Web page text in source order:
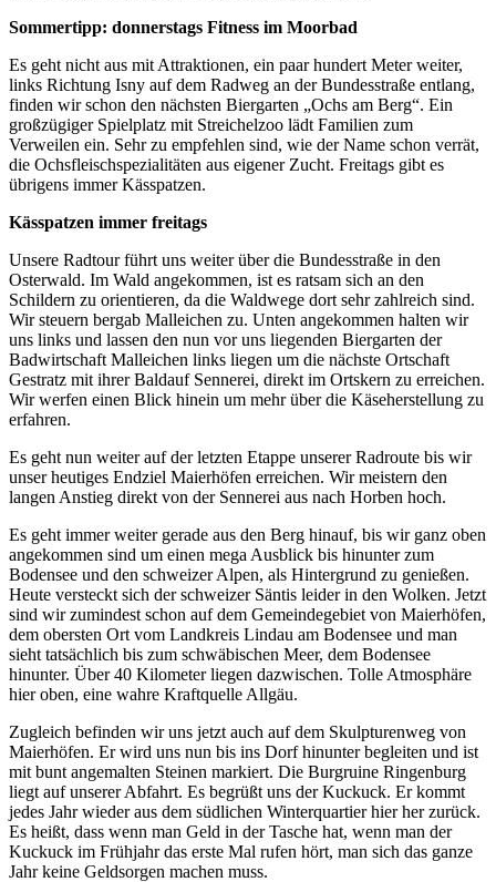
Sommertipp: donnerstags Fitness im Moorbad
Es geht nicht aus mit Attraktionen, ein paar hundert Meter weiter,
links Richtung Isny auf dem Radweg an der Bundesstraße entlang,
finden wir schon den nächsten Biergarten „Ochs am Berg“. Ein
großzügiger Spielplatz mit Streichelzoo lädt Familien zum
Verweilen ein. Sehr zu empfehlen sind, wie der Name schon verrät,
die Ochsfleischspezialitäten aus eigener Zucht. Freitags gibt es
übrigens immer Kässpatzen.
Kässpatzen immer freitags
Unsere Radtour führt uns weiter über die Bundesstraße in den
Osterwald. Im Wald angekommen, ist es ratsam sich an den
Schildern zu orientieren, da die Waldwege dort sehr zahlreich sind.
Wir steuern bergab Malleichen zu. Unten angekommen halten wir
uns links und lassen den nun vor uns liegenden Biergarten der
Badwirtschaft Malleichen links liegen um die nächste Ortschaft
Gestratz mit ihrer Baldauf Sennerei, direkt im Ortskern zu erreichen.
Wir werfen einen Blick hinein um mehr über die Käseherstellung zu
erfahren.
Es geht nun weiter auf der letzten Etappe unserer Radroute bis wir
unser heutiges Endziel Maierhöfen erreichen. Wir meistern den
langen Anstieg direkt von der Sennerei aus nach Horben hoch.
Es geht immer weiter gerade aus den Berg hinauf, bis wir ganz oben
angekommen sind um einen mega Ausblick bis hinunter zum
Bodensee und den schweizer Alpen, als Hintergrund zu genießen.
Heute versteckt sich der schweizer Säntis leider in den Wolken. Jetzt
sind wir zumindest schon auf dem Gemeindegebiet von Maierhöfen,
dem obersten Ort vom Landkreis Lindau am Bodensee und man
sieht tatsächlich bis zum schwäbischen Meer, dem Bodensee
hinunter. Über 40 Kilometer liegen dazwischen. Tolle Atmosphäre
hier oben, eine wahre Kraftquelle Allgäu.
Zugleich befinden wir uns jetzt auch auf dem Skulpturenweg von
Maierhöfen. Er wird uns nun bis ins Dorf hinunter begleiten und ist
mit bunt angemalten Steinen markiert. Die Burgruine Ringenburg
liegt auf unserer Abfahrt. Es begrüßt uns der Kuckuck. Er kommt
jedes Jahr wieder aus dem südlichen Winterquartier hier her zurück.
Es heißt, dass wenn man Geld in der Tasche hat, wenn man der
Kuckuck im Frühjahr das erste Mal rufen hört, man sich das ganze
Jahr keine Geldsorgen machen muss.